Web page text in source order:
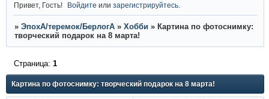
Привет, Гость! Войдите илизарегистрируйтесь
» ЭпохА/теремок/БерлогА » Хобби » Картина по фотоснимку:
творческий подарок на 8 марта!
Картина по фотоснимку: творческий подарок на 8 марта!
Страница: 1